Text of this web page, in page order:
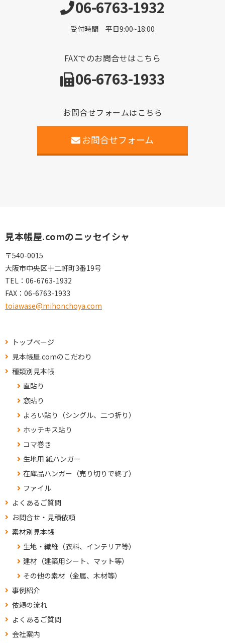
06-6763-1932
受付時間 平日9:00~18:00
FAXでのお問合せはこちら
06-6763-1933
お問合せフォームはこちら
お問合せフォーム
見本帳屋.comのニッセイシャ
〒540-0015
大阪市中央区十二軒町3番19号
TEL： 06-6763-1932
FAX： 06-6763-1933
toiawase@mihonchoya.com
トップページ
見本帳屋.comのこだわり
種類別見本帳
直貼り
窓貼り
よろい貼り（シングル、二つ折り）
ホッチキス貼り
コマ巻き
生地用 紙ハンガー
在庫品ハンガー（売り切りで終了）
ファイル
よくあるご質問
お問合せ・見積依頼
素材別見本帳
生地・繊維（衣料、インテリア等）
建材（建築用シート、マット等）
その他の素材（金属、木材等）
事例紹介
依頼の流れ
よくあるご質問
会社案内